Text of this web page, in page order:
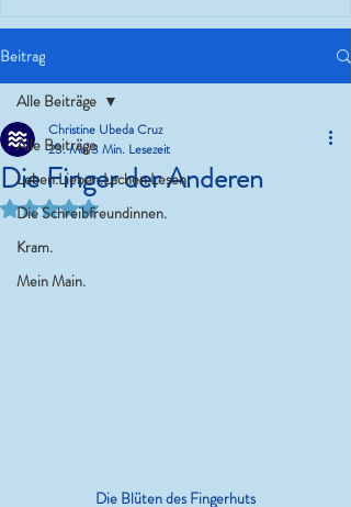
Beitrag
Alle Beiträge
Leben.Lieben.Lachen.Lesen.
Die Schreibfreundinnen.
Kram.
Mein Main.
Alle Beiträge
Die Finger der Anderen
Christine Ubeda Cruz
23. Mai3 Min. Lesezeit
Mit NaN von 5 Sternen bewertet.
Die Blüten des Fingerhuts